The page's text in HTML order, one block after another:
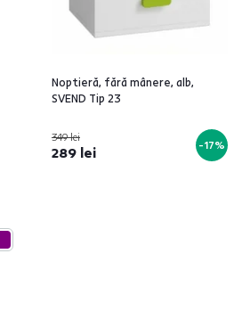
Noptieră, fără mânere, alb,
SVEND Tip 23
349 lei
289 lei -17%